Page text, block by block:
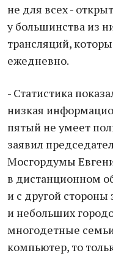
не для всех -
у большинства из
трансляций,
ежедневно.
- Статистика
низкая
пятый не умеет
заявил
Мосгордумы
в дистанционном
и с другой стороны
и небольших
многодетные
компьютер, то